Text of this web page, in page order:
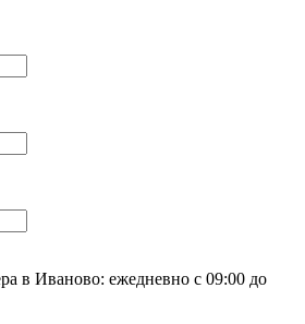
в Иваново: ежедневно с 09:00 до